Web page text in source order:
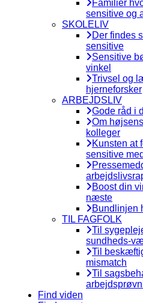
Familier
sensitive og
SKOLELIV
Der findes
sensitive
Sensitive
vinkel
Trivsel og
hjerneforsker
ARBEJDSLIV
Gode råd i
Om
kolleger
Kunsten at
sensitive
Boost din
næste
Bundlinjen
TIL FAGFOLK
Til
sundheds-
Til
mismatch
Til
Find viden